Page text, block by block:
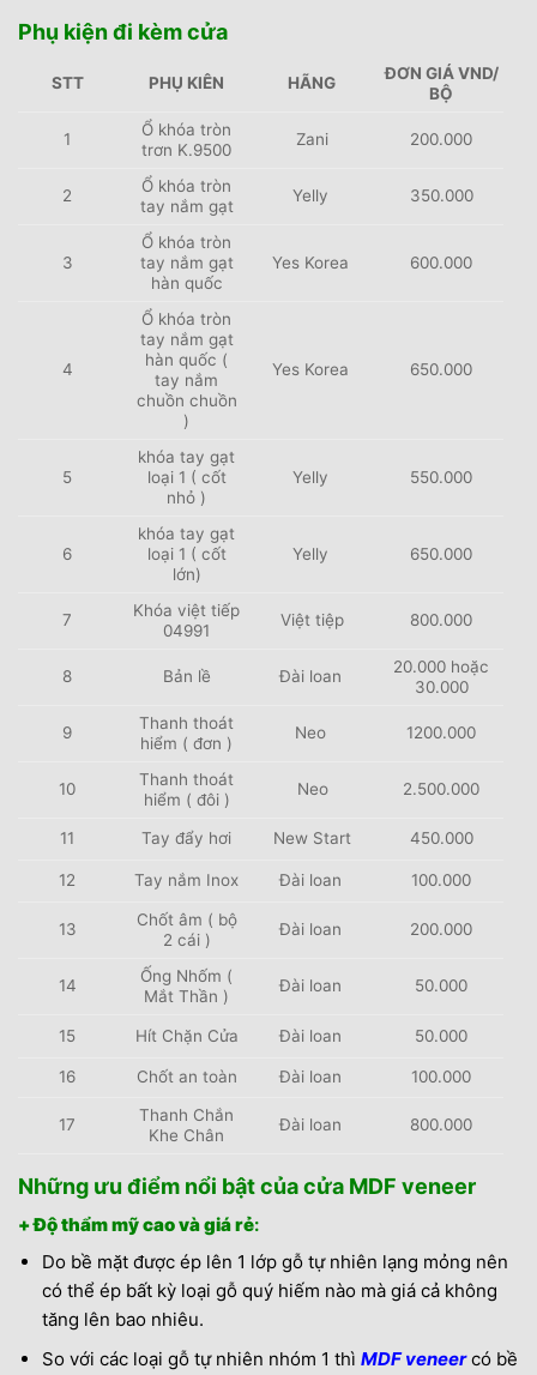
Phụ kiện đi kèm cửa
STT PHỤ KIÊN HÃNG
ĐƠN GIÁ VND/
BỘ
1
Ổ khóa tròn
trơn K.9500
Zani 200.000
2
Ổ khóa tròn
tay nắm gạt
Yelly 350.000
3
Ổ khóa tròn
tay nắm gạt
hàn quốc
Yes Korea 600.000
4
Ổ khóa tròn
tay nắm gạt
hàn quốc (
tay nắm
chuồn chuồn
)
Yes Korea 650.000
5
khóa tay gạt
loại 1 ( cốt
nhỏ )
Yelly 550.000
6
khóa tay gạt
loại 1 ( cốt
lớn)
Yelly 650.000
7
Khóa việt tiếp
04991
Việt tiệp 800.000
8 Bản lề Đài loan
20.000 hoặc
30.000
9
Thanh thoát
hiểm ( đơn )
Neo 1200.000
10
Thanh thoát
hiểm ( đôi )
Neo 2.500.000
11 Tay đẩy hơi New Start 450.000
12 Tay nắm Inox Đài loan 100.000
13
Chốt âm ( bộ
2 cái )
Đài loan 200.000
14
Ống Nhốm (
Mắt Thần )
Đài loan 50.000
15 Hít Chặn Cửa Đài loan 50.000
16 Chốt an toàn Đài loan 100.000
17
Thanh Chắn
Khe Chân
Đài loan 800.000
Những ưu điểm nổi bật của cửa MDF veneer
+ Độ thẩm mỹ cao và giá rẻ:
Do bề mặt được ép lên 1 lớp gỗ tự nhiên lạng mỏng nên
có thể ép bất kỳ loại gỗ quý hiếm nào mà giá cả không
tăng lên bao nhiêu.
So với các loại gỗ tự nhiên nhóm 1 thì MDF veneercó bề